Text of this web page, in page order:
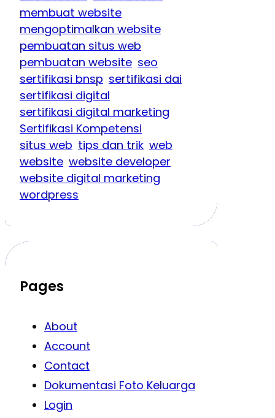
membuat website
mengoptimalkan website
pembuatan situs web
pembuatan website seo
sertifikasi bnsp sertifikasi dai
sertifikasi digital
sertifikasi digital marketing
Sertifikasi Kompetensi
situs web tips dan trik web
website website developer
website digital marketing
wordpress
Pages
About
Account
Contact
Dokumentasi Foto Keluarga
Login